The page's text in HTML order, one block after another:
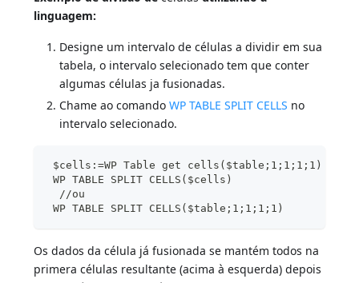
linguagem:
Designe um intervalo de células a dividir em sua
tabela, o intervalo selecionado tem que conter
algumas células ja fusionadas.
Chame ao comandoWP TABLE SPLIT CELLS no
intervalo selecionado.
$cells:=WP Table get cells($table;1;1;1;1)
WP TABLE SPLIT CELLS($cells)
  //ou
WP TABLE SPLIT CELLS($table;1;1;1;1)
Os dados da célula já fusionada se mantém todos na
primera células resultante (acima à esquerda) depois